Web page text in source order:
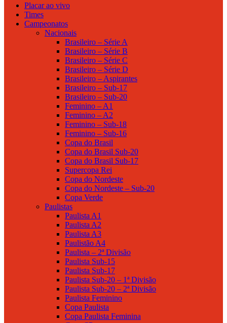
Placar ao vivo
Times
Campeonatos
Nacionais
Brasileiro – Série A
Brasileiro – Série B
Brasileiro – Série C
Brasileiro – Série D
Brasileiro – Aspirantes
Brasileiro – Sub-17
Brasileiro – Sub-20
Feminino – A1
Feminino – A2
Feminino – Sub-18
Feminino – Sub-16
Copa do Brasil
Copa do Brasil Sub-20
Copa do Brasil Sub-17
Supercopa Rei
Copa do Nordeste
Copa do Nordeste – Sub-20
Copa Verde
Paulistas
Paulista A1
Paulista A2
Paulista A3
Paulistão A4
Paulista – 2ª Divisão
Paulista Sub-15
Paulista Sub-17
Paulista Sub-20 – 1ª Divisão
Paulista Sub-20 – 2ª Divisão
Paulista Feminino
Copa Paulista
Copa Paulista Feminina